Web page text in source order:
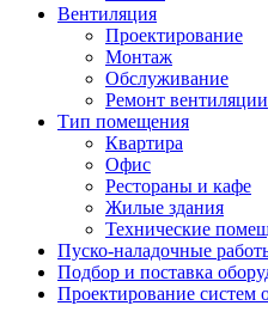
Вентиляция
Проектирование
Монтаж
Обслуживание
Ремонт вентиляции
Тип помещения
Квартира
Офис
Рестораны и кафе
Жилые здания
Технические
Пуско-наладочные
Подбор и поставка
Проектирование систем